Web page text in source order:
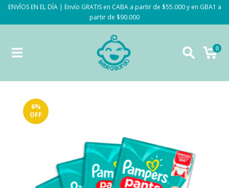
ENVÍOS EN EL DÍA | Envío GRATIS en CABA a partir de $55.000 y en GBA1 a
partir de $90.000
0
6%
OFF